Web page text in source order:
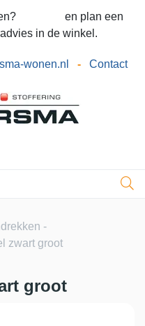
en plan een
in de winkel.
wonen.nl - Contact
-
zwart groot
groot